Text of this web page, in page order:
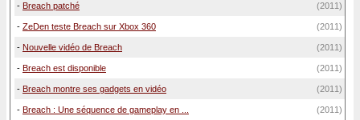
- Breach patché (2011)
- ZeDen teste Breach sur Xbox 360 (2011)
- Nouvelle vidéo de Breach (2011)
- Breach est disponible (2011)
- Breach montre ses gadgets en vidéo (2011)
- Breach : Une séquence de gameplay en ... (2011)